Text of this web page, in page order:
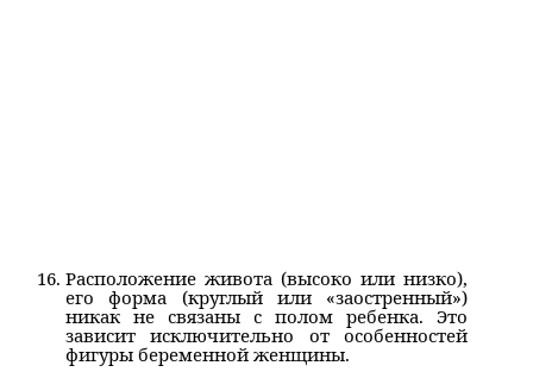
Расположение живота (высоко или низко),
его форма (круглый или «заостренный»)
никак не связаны с полом ребенка. Это
зависит исключительно от особенностей
фигуры беременной женщины.